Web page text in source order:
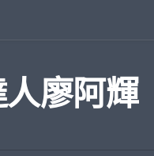
人廖阿輝